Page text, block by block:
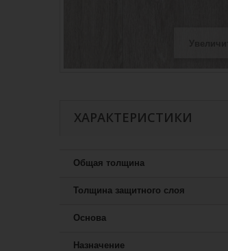
ХАРАКТЕРИСТИКИ
Общая толщина
Толщина защитного слоя
Основа
Назначение